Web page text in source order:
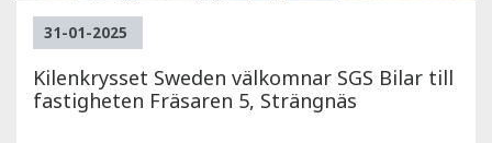
31-01-2025
Kilenkrysset Sweden välkomnar SGS Bilar till
fastigheten Fräsaren 5, Strängnäs